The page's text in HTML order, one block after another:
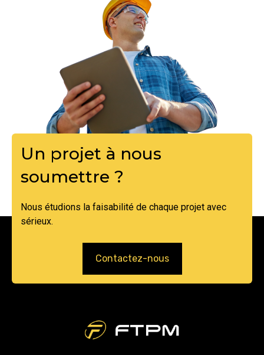
Un projet à nous
soumettre ?
Nous étudions la faisabilité de chaque projet avec
sérieux.
Contactez-nous